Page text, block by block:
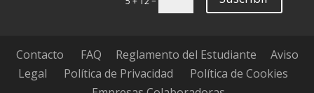
Contacto FAQ Reglamento del Estudiante
Aviso
Legal
Política de Privacidad
Política de Cookies